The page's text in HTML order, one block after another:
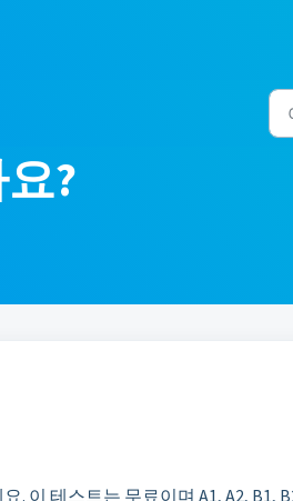
?
이 테스트는 무료이며 A1, A2, B1,